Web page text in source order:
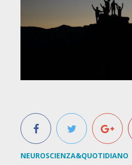
NEUROSCIENZA&QUOTIDIANO